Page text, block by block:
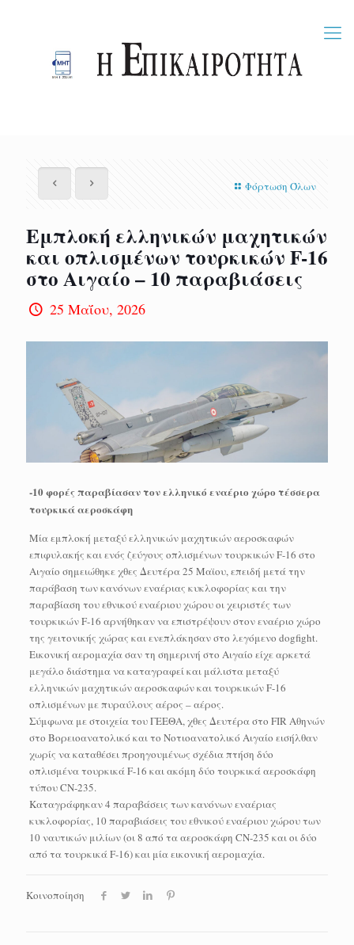
Φόρτωση Όλων
Εμπλοκή ελληνικών μαχητικών
και οπλισμένων τουρκικών F-16
στο Αιγαίο – 10 παραβιάσεις
25 Μαΐου, 2026
-10 φορές παραβίασαν τον ελληνικό εναέριο χώρο τέσσερα
τουρκικά αεροσκάφη
Μία εμπλοκή μεταξύ ελληνικών μαχητικών αεροσκαφών
επιφυλακής και ενός ζεύγους οπλισμένων τουρκικών F-16 στο
Αιγαίο σημειώθηκε χθες Δευτέρα 25 Μαϊου, επειδή μετά την
παράβαση των κανόνων εναέριας κυκλοφορίας και την
παραβίαση του εθνικού εναέριου χώρου οι χειριστές των
τουρκικών F-16 αρνήθηκαν να επιστρέψουν στον εναέριο χώρο
της γειτονικής χώρας και ενεπλάκησαν στο λεγόμενο dogfight.
Εικονική αερομαχία σαν τη σημερινή στο Αιγαίο είχε αρκετά
μεγάλο διάστημα να καταγραφεί και μάλιστα μεταξύ
ελληνικών μαχητικών αεροσκαφών και τουρκικών F-16
οπλισμένων με πυραύλους αέρος – αέρος.
Σύμφωνα με στοιχεία του ΓΕΕΘΑ, χθες Δευτέρα στο FIR Αθηνών
στο Βορειοανατολικό και το Νοτιοανατολικό Αιγαίο εισήλθαν
χωρίς να καταθέσει προηγουμένως σχέδια πτήση δύο
οπλισμένα τουρκικά F-16 και ακόμη δύο τουρκικά αεροσκάφη
τύπου CN-235.
Καταγράφηκαν 4 παραβάσεις των κανόνων εναέριας
κυκλοφορίας, 10 παραβιάσεις του εθνικού εναέριου χώρου των
10 ναυτικών μιλίων (οι 8 από τα αεροσκάφη CN-235 και οι δύο
από τα τουρκικά F-16) και μία εικονική αερομαχία.
Κοινοποίηση